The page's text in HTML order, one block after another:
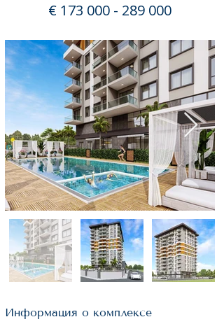
€ 173 000 - 289 000
Информация о комплексе